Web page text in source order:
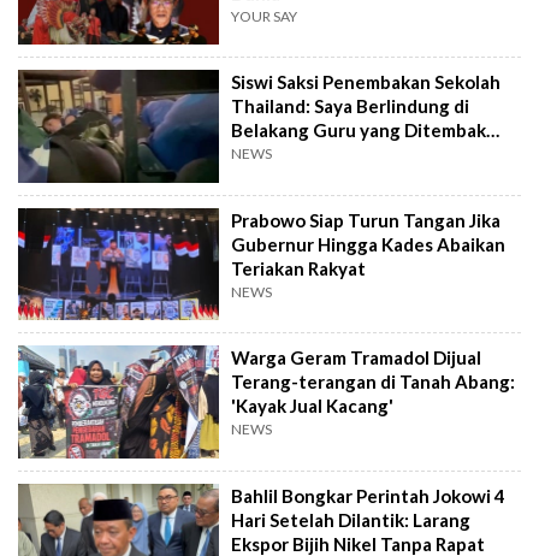
YOUR SAY
Siswi Saksi Penembakan Sekolah
Thailand: Saya Berlindung di
Belakang Guru yang Ditembak
Mati
NEWS
Prabowo Siap Turun Tangan Jika
Gubernur Hingga Kades Abaikan
Teriakan Rakyat
NEWS
Warga Geram Tramadol Dijual
Terang-terangan di Tanah Abang:
'Kayak Jual Kacang'
NEWS
Bahlil Bongkar Perintah Jokowi 4
Hari Setelah Dilantik: Larang
Ekspor Bijih Nikel Tanpa Rapat